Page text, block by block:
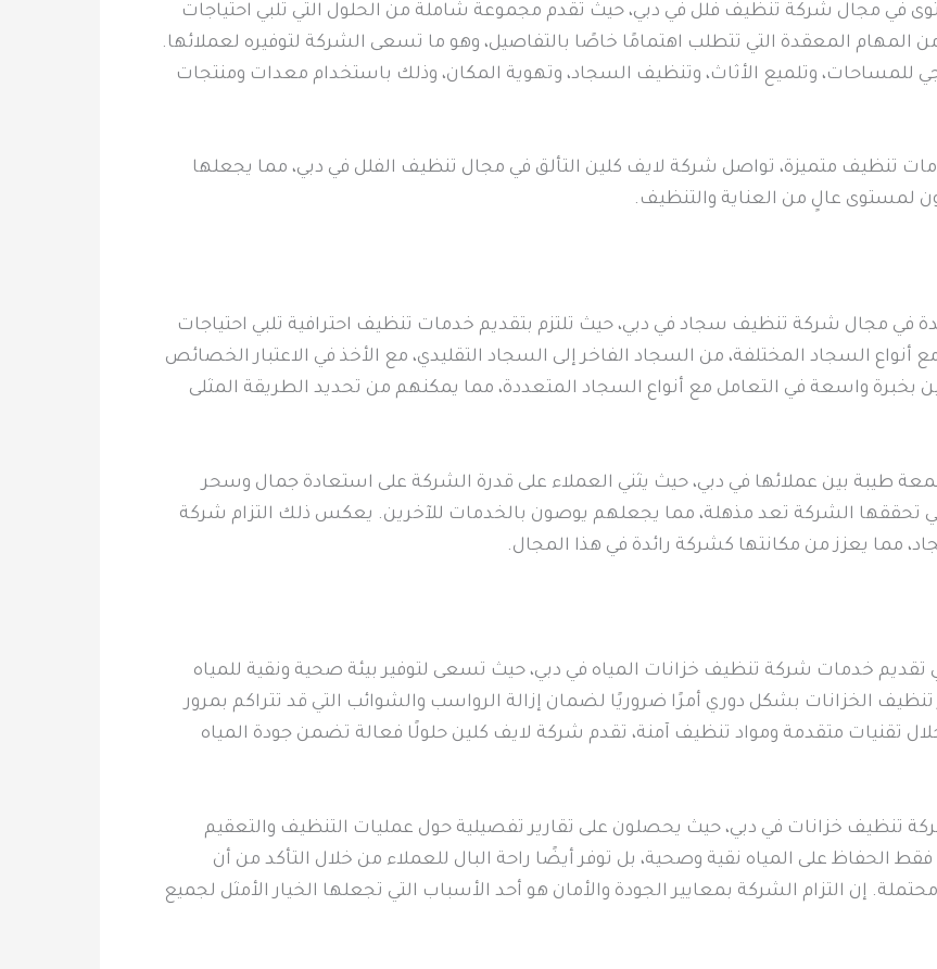
في مجال شركة تنظيف فلل في دبي، حيث تقدم مجموعة شاملة من الحلول التي تلبي احتياجات
المهام المعقدة التي تتطلب اهتمامًا خاصًا بالتفاصيل، وهو ما تسعى الشركة لتوفيره لعملائها.
وتلميع الأثاث، وتنظيف السجاد، وتهوية المكان، وذلك باستخدام معدات ومنتجات
تنظيف متميزة، تواصل شركة لايف كلين التألق في مجال تنظيف الفلل في دبي، مما يجعلها
لمستوى عالٍ من العناية والتنظيف.
في مجال شركة تنظيف سجاد في دبي، حيث تلتزم بتقديم خدمات تنظيف احترافية تلبي احتياجات
السجاد المختلفة، من السجاد الفاخر إلى السجاد التقليدي، مع الأخذ في الاعتبار الخصائص
بخبرة واسعة في التعامل مع أنواع السجاد المتعددة، مما يمكنهم من تحديد الطريقة المثلى
طيبة بين عملائها في دبي، حيث يثني العملاء على قدرة الشركة على استعادة جمال وسحر
التي تحققها الشركة تعد مذهلة، مما يجعلهم يوصون بالخدمات للآخرين. يعكس ذلك التزام شركة
مما يعزز من مكانتها كشركة رائدة في هذا المجال.
تقديم خدمات شركة تنظيف خزانات المياه في دبي، حيث تسعى لتوفير بيئة صحية ونقية للمياه
الخزانات بشكل دوري أمرًا ضروريًا لضمان إزالة الرواسب والشوائب التي قد تتراكم بمرور
تقنيات متقدمة ومواد تنظيف آمنة، تقدم شركة لايف كلين حلولًا فعالة تضمن جودة المياه
تنظيف خزانات في دبي، حيث يحصلون على تقارير تفصيلية حول عمليات التنظيف والتعقيم
الحفاظ على المياه نقية وصحية، بل توفر أيضًا راحة البال للعملاء من خلال التأكد من أن
إن التزام الشركة بمعايير الجودة والأمان هو أحد الأسباب التي تجعلها الخيار الأمثل لجميع